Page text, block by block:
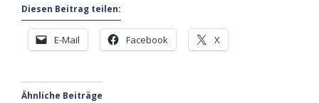
Diesen Beitrag teilen:
E-Mail Facebook X
Ähnliche Beiträge